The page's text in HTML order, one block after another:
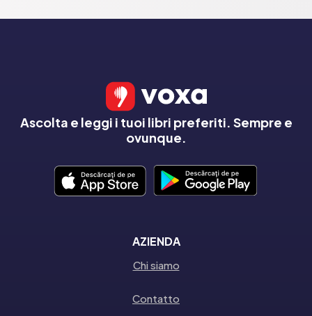
Ascolta e leggi i tuoi libri preferiti. Sempre e
ovunque.
AZIENDA
Chi siamo
Contatto